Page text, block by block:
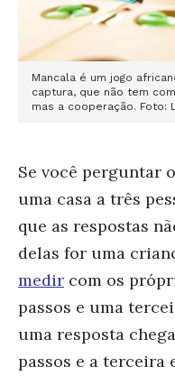
Mancala é um jogo
captura, que não tem
mas a cooperação. Foto:
Se você perguntar
uma casa a três
que as respostas
delas for uma
medir com os
passos e uma
uma resposta
passos e a terceira